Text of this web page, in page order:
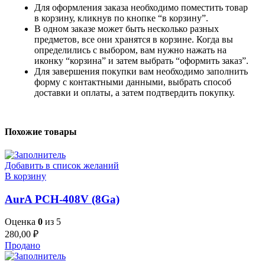
Для оформления заказа необходимо поместить товар
в корзину, кликнув по кнопке “в корзину”.
В одном заказе может быть несколько разных
предметов, все они хранятся в корзине. Когда вы
определились с выбором, вам нужно нажать на
иконку “корзина” и затем выбрать “оформить заказ”.
Для завершения покупки вам необходимо заполнить
форму с контактными данными, выбрать способ
доставки и оплаты, а затем подтвердить покупку.
Похожие товары
Добавить в список желаний
В корзину
AurA PCH-408V (8Ga)
Оценка 0 из 5
280,00 ₽
Продано